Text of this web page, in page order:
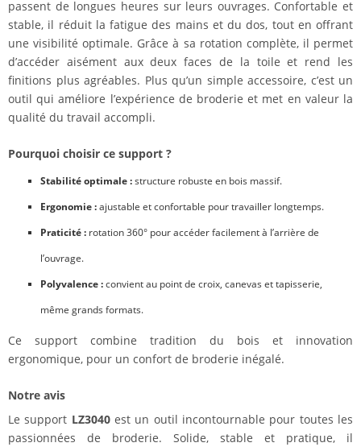
passent de longues heures sur leurs ouvrages. Confortable et
stable, il réduit la fatigue des mains et du dos, tout en offrant
une visibilité optimale. Grâce à sa rotation complète, il permet
d’accéder aisément aux deux faces de la toile et rend les
finitions plus agréables. Plus qu’un simple accessoire, c’est un
outil qui améliore l’expérience de broderie et met en valeur la
qualité du travail accompli.
Pourquoi choisir ce support ?
Stabilité optimale :structure robuste en bois massif.
Ergonomie :ajustable et confortable pour travailler longtemps.
Praticité : rotation 360° pour accéder facilement à l’arrière de
l’ouvrage.
Polyvalence :convient au point de croix, canevas et tapisserie,
même grands formats.
Ce support combine tradition du bois et innovation
ergonomique, pour un confort de broderie inégalé.
Notre avis
Le support LZ3040est un outil incontournable pour toutes les
passionnées de broderie. Solide, stable et pratique, il